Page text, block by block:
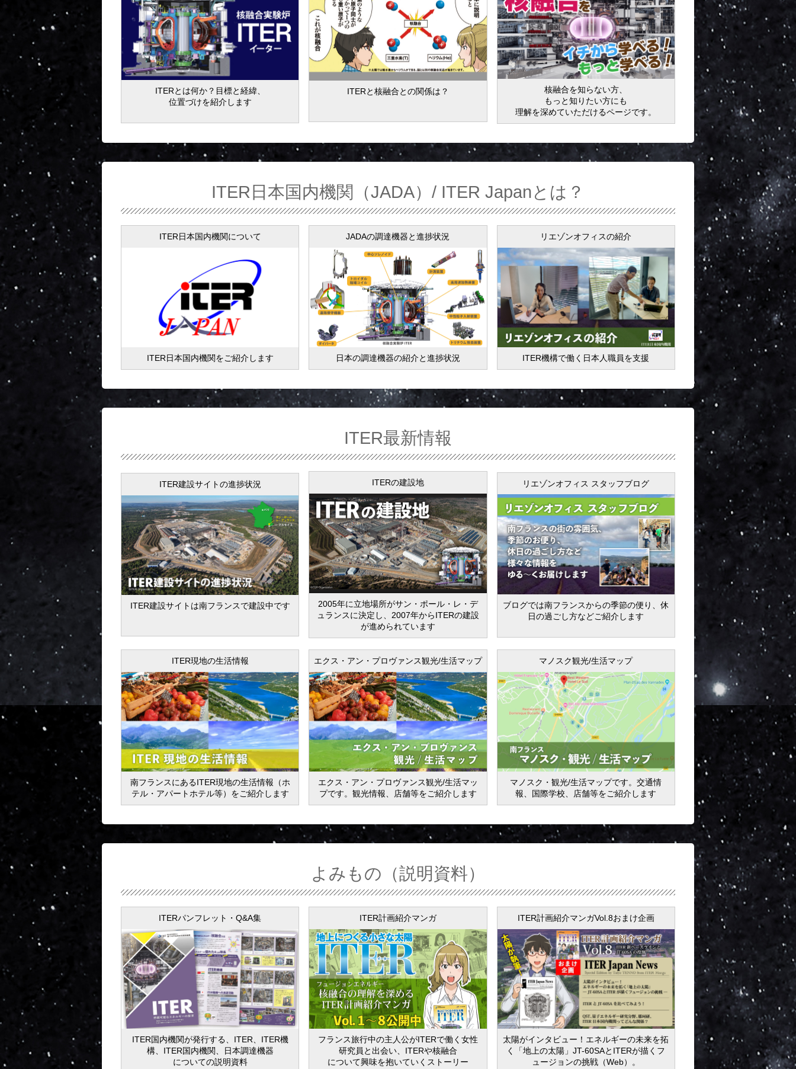
ITERとは何か？目標と経緯、
位置づけを紹介します
ITERと核融合との関係は？
核融合を知らない方、
もっと知りたい方にも
理解を深めていただけるページです。
ITER日本国内機関（JADA）/ ITER Japanとは？
ITER日本国内機関について
ITER日本国内機関をご紹介します
JADAの調達機器と進捗状況
日本の調達機器の紹介と進捗状況
リエゾンオフィスの紹介
ITER機構で働く日本人職員を支援
ITER最新情報
ITER建設サイトの進捗状況
ITER建設サイトは南フランスで建設中です
ITERの建設地
2005年に立地場所がサン・ポール・レ・デ
ュランスに決定し、2007年からITERの建設
が進められています
リエゾンオフィス スタッフブログ
ブログでは南フランスからの季節の便り、休
日の過ごし方などご紹介します
ITER現地の生活情報
南フランスにあるITER現地の生活情報（ホ
テル・アパートホテル等）をご紹介します
エクス・アン・プロヴァンス観光/生活マップ
エクス・アン・プロヴァンス観光/生活マッ
プです。観光情報、店舗等をご紹介します
マノスク観光/生活マップ
マノスク・観光/生活マップです。交通情
報、国際学校、店舗等をご紹介します
よみもの（説明資料）
ITERパンフレット・Q&A集
ITER国内機関が発行する、ITER、ITER機
構、ITER国内機関、日本調達機器
についての説明資料
ITER計画紹介マンガ
フランス旅行中の主人公がITERで働く女性
研究員と出会い、ITERや核融合
について興味を抱いていくストーリー
ITER計画紹介マンガVol.8おまけ企画
太陽がインタビュー！エネルギーの未来を拓
く「地上の太陽」JT-60SAとITERが描くフ
ュージョンの挑戦（Web）。